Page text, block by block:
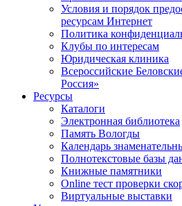
Условия и порядок
ресурсам Интернет
Политика
Клубы по интересам
Юридическая клиника
Всероссийские
Россия»
Ресурсы
Каталоги
Электронная библиотека
Память Вологды
Календарь
Полнотекстовые базы
Книжные памятники
Online тест проверки
Виртуальные выставки